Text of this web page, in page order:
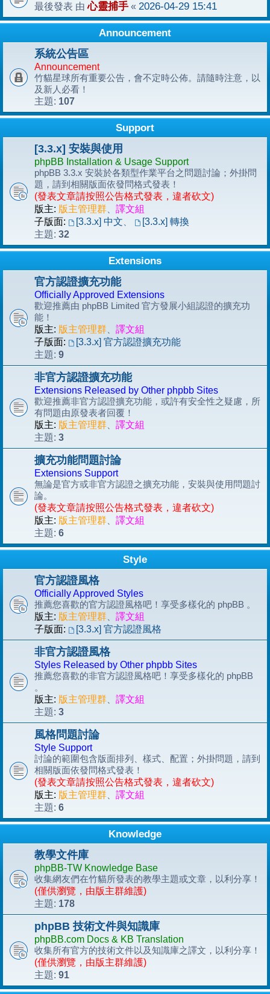
最後發表 由心靈捕手 « 2026-04-29 15:41
Announcement
系統公告區
Announcement
竹貓星球所有重要公告，會不定時公佈。請隨時注意，以
及新人必看！
主題: 107
Support
[3.3.x] 安裝與使用
phpBB Installation & Usage Support
phpBB 3.3.x 安裝於各類型作業平台之問題討論；外掛問
題，請到相關版面依發問格式發表！
(發表文章請按照公告格式發表，違者砍文)
版主: 版主管理群
譯文組
子版面:
[3.3.x] 中文
[3.3.x] 轉換
主題: 32
Extensions
官方認證擴充功能
Officially Approved Extensions
歡迎推薦由 phpBB Limited 官方發展小組認證的擴充功
能！
版主: 版主管理群
譯文組
子版面:
[3.3.x] 官方認證擴充功能
主題: 9
非官方認證擴充功能
Extensions Released by Other phpbb Sites
歡迎推薦非官方認證擴充功能，或許有安全性之疑慮，所
有問題由原發表者回覆！
版主: 版主管理群
譯文組
主題: 3
擴充功能問題討論
Extensions Support
無論是官方或非官方認證之擴充功能，安裝與使用問題討
論。
(發表文章請按照公告格式發表，違者砍文)
版主: 版主管理群
譯文組
主題: 6
Style
官方認證風格
Officially Approved Styles
推薦您喜歡的官方認證風格吧！享受多樣化的 phpBB 。
版主: 版主管理群
譯文組
子版面:
[3.3.x] 官方認證風格
非官方認證風格
Styles Released by Other phpbb Sites
推薦您喜歡的非官方認證風格吧！享受多樣化的 phpBB
。
版主: 版主管理群
譯文組
主題: 3
風格問題討論
Style Support
討論的範圍包含版面排列、樣式、配置；外掛問題，請到
相關版面依發問格式發表！
(發表文章請按照公告格式發表，違者砍文)
版主: 版主管理群
譯文組
主題: 6
Knowledge
教學文件庫
phpBB-TW Knowledge Base
收集網友們在竹貓所發表的教學主題或文章，以利分享！
(僅供瀏覽，由版主群維護)
主題: 178
phpBB 技術文件與知識庫
phpBB.com Docs & KB Translation
收集所有官方的技術文件以及知識庫之譯文，以利分享！
(僅供瀏覽，由版主群維護)
主題: 91